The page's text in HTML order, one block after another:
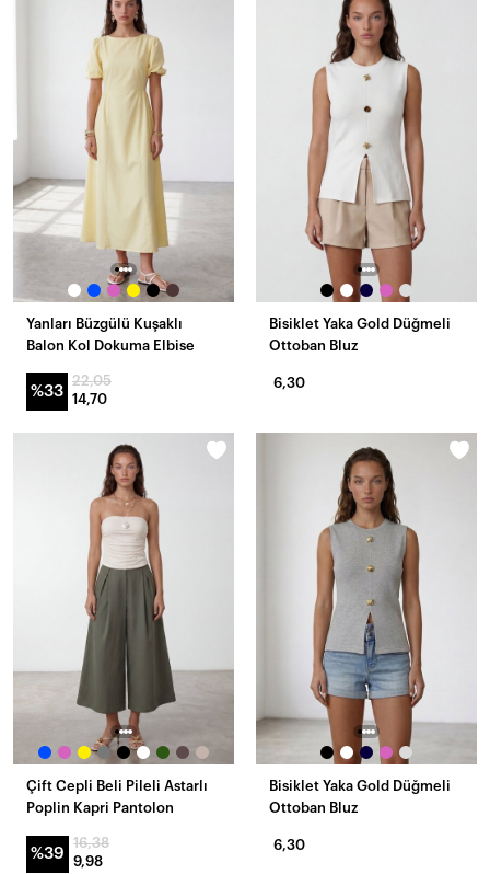
Yanları Büzgülü Kuşaklı
Balon Kol Dokuma Elbise
%33
22,05
14,70
Bisiklet Yaka Gold Düğmeli
Ottoban Bluz
6,30
Çift Cepli Beli Pileli Astarlı
Poplin Kapri Pantolon
%39
16,38
9,98
Bisiklet Yaka Gold Düğmeli
Ottoban Bluz
6,30